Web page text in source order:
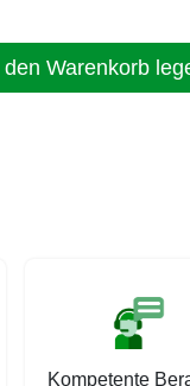
den Warenkorb
Kompetente